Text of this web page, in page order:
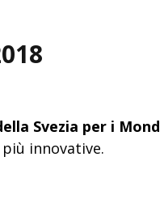
Svezia per i
innovative.